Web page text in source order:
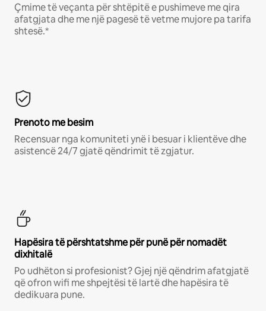
Çmime të veçanta për shtëpitë e pushimeve me qira
afatgjata dhe me një pagesë të vetme mujore pa tarifa
shtesë.*
Prenoto me besim
Recensuar nga komuniteti ynë i besuar i klientëve dhe
asistencë 24/7 gjatë qëndrimit të zgjatur.
Hapësira të përshtatshme për punë për nomadët
dixhitalë
Po udhëton si profesionist? Gjej një qëndrim afatgjatë
që ofron wifi me shpejtësi të lartë dhe hapësira të
dedikuara pune.